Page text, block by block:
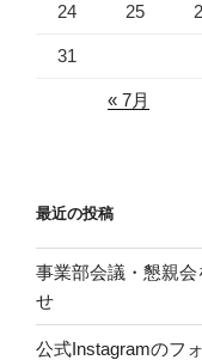
24 25
31
« 7月
最近の投稿
事業部会議・懇親
せ
公式Instagramのフ